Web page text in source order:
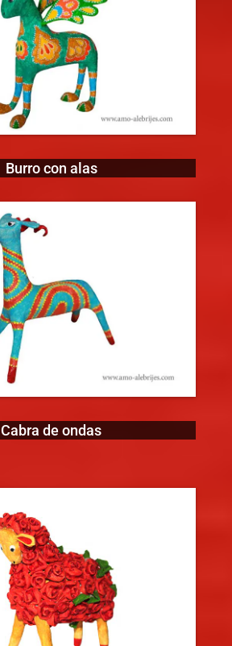
Burro con alas
Cabra de ondas